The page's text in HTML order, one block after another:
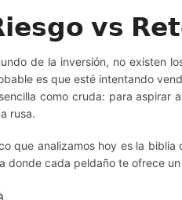
𝘃𝘀
de la inversión, no existen
es que esté intentando
como cruda: para aspirar
rusa.
que analizamos hoy es la
donde cada peldaño te ofrece